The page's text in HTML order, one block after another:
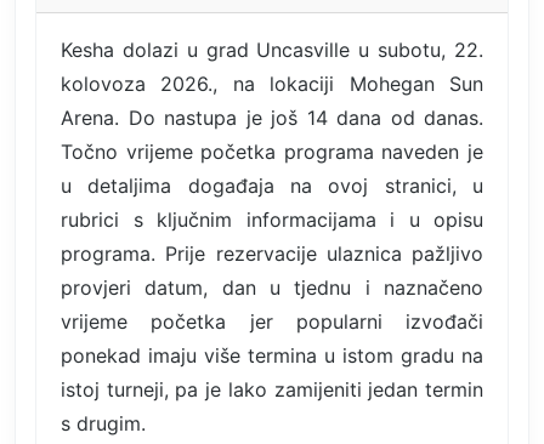
Kesha dolazi u grad Uncasville u subotu, 22.
kolovoza 2026., na lokaciji Mohegan Sun
Arena. Do nastupa je još 14 dana od danas.
Točno vrijeme početka programa naveden je
u detaljima događaja na ovoj stranici, u
rubrici s ključnim informacijama i u opisu
programa. Prije rezervacije ulaznica pažljivo
provjeri datum, dan u tjednu i naznačeno
vrijeme početka jer popularni izvođači
ponekad imaju više termina u istom gradu na
istoj turneji, pa je lako zamijeniti jedan termin
s drugim.